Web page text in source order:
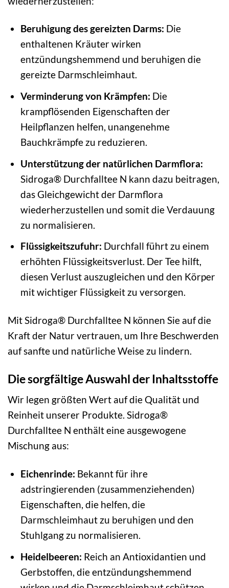
Beruhigung des gereizten Darms: Die
enthaltenen Kräuter wirken
entzündungshemmend und beruhigen die
gereizte Darmschleimhaut.
Verminderung von Krämpfen: Die
krampflösenden Eigenschaften der
Heilpflanzen helfen, unangenehme
Bauchkrämpfe zu reduzieren.
Unterstützung der natürlichen Darmflora:
Sidroga® Durchfalltee N kann dazu beitragen,
das Gleichgewicht der Darmflora
wiederherzustellen und somit die Verdauung
zu normalisieren.
Flüssigkeitszufuhr: Durchfall führt zu einem
erhöhten Flüssigkeitsverlust. Der Tee hilft,
diesen Verlust auszugleichen und den Körper
mit wichtiger Flüssigkeit zu versorgen.
Mit Sidroga® Durchfalltee N können Sie auf die
Kraft der Natur vertrauen, um Ihre Beschwerden
auf sanfte und natürliche Weise zu lindern.
Die sorgfältige Auswahl der Inhaltsstoffe
Wir legen größten Wert auf die Qualität und
Reinheit unserer Produkte. Sidroga®
Durchfalltee N enthält eine ausgewogene
Mischung aus:
Eichenrinde: Bekannt für ihre
adstringierenden (zusammenziehenden)
Eigenschaften, die helfen, die
Darmschleimhaut zu beruhigen und den
Stuhlgang zu normalisieren.
Heidelbeeren: Reich an Antioxidantien und
Gerbstoffen, die entzündungshemmend